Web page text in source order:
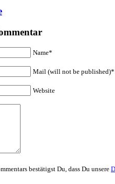
Name*
Mail (will not be published)*
Website
bestätigst Du, dass Du unsere